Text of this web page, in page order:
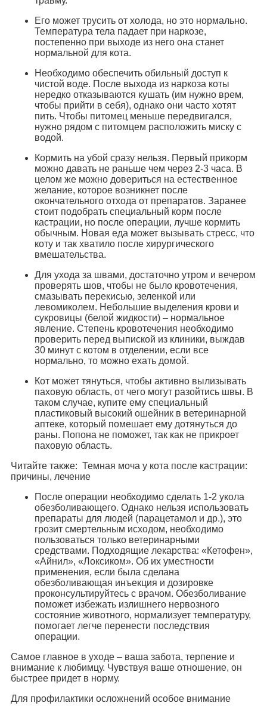
Его может трусить от холода, но это нормально.
Температура тела падает при наркозе,
постепенно при выходе из него она станет
нормальной для кота.
Необходимо обеспечить обильный доступ к
чистой воде. После выхода из наркоза коты
нередко отказываются кушать (им нужно врем,
чтобы прийти в себя), однако они часто хотят
пить. Чтобы питомец меньше передвигался,
нужно рядом с питомцем расположить миску с
водой.
Кормить на убой сразу нельзя. Первый прикорм
можно давать не раньше чем через 2-3 часа. В
целом же можно довериться на естественное
желание, которое возникнет после
окончательного отхода от препаратов. Заранее
стоит подобрать специальный корм после
кастрации, но после операции, лучше кормить
обычным. Новая еда может вызывать стресс, что
коту и так хватило после хирургического
вмешательства.
Для ухода за швами, достаточно утром и вечером
проверять шов, чтобы не было кровотечения,
смазывать перекисью, зеленкой или
левомиколем. Небольшие выделения крови и
сукровицы (белой жидкости) – нормальное
явление. Степень кровотечения необходимо
проверить перед выпиской из клиники, выждав
30 минут с котом в отделении, если все
нормально, то можно ехать домой.
Кот может тянуться, чтобы активно вылизывать
паховую область, от чего могут разойтись швы. В
таком случае, купите ему специальный
пластиковый высокий ошейник в ветеринарной
аптеке, который помешает ему дотянуться до
раны. Попона не поможет, так как не прикроет
паховую область.
Читайте также: Темная моча у кота после кастрации:
причины, лечение
После операции необходимо сделать 1-2 укола
обезболивающего. Однако нельзя использовать
препараты для людей (парацетамол и др.), это
грозит смертельным исходом, необходимо
пользоваться только ветеринарными
средствами. Подходящие лекарства: «Кетофен»,
«Айнил», «Локсиком». Об их уместности
применения, если была сделана
обезболивающая инъекция и дозировке
проконсультируйтесь с врачом. Обезболивание
поможет избежать излишнего нервозного
состояние животного, нормализует температуру,
помогает легче перенести последствия
операции.
Самое главное в уходе – ваша забота, терпение и
внимание к любимцу. Чувствуя ваше отношение, он
быстрее придет в норму.
Для профилактики осложнений особое внимание